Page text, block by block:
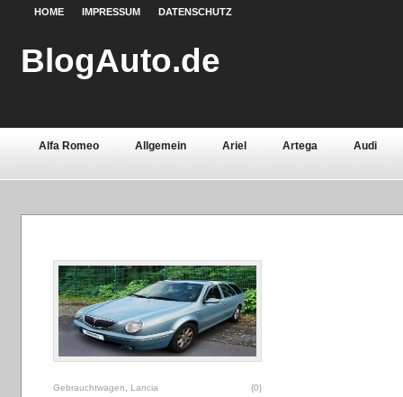
HOME IMPRESSUM DATENSCHUTZ
BlogAuto.de
Alfa Romeo Allgemein Ariel Artega Audi
Chevrolet Chrysler Citroën Continental Dacia
Oldtimer Opel Peugeot Pontiac
Saab Seat Sicherheit Skoda
Gebrauchtwagen Lancia {0}